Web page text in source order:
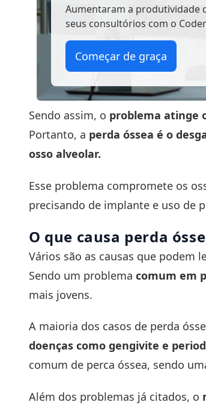
Aumentaram a produtividade
seus consultórios com o
Começar de graça
Sendo assim, o problema atinge
Portanto, a perda óssea é o
osso alveolar.
Esse problema compromete os
precisando de implante e uso de
O que causa perda
Vários são as causas que podem
Sendo um problema comum em
mais jovens.
A maioria dos casos de perda
doenças como gengivite e
comum de perca óssea, sendo
Além dos problemas já citados, o